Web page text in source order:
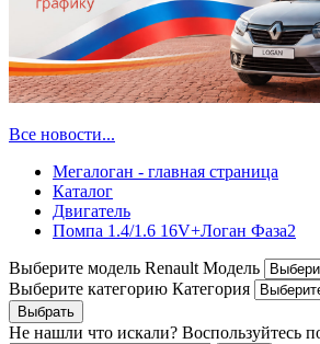
Все новости...
Мегалоган - главная страница
Каталог
Двигатель
Помпа 1.4/1.6 16V+Логан Фаза2
Выберите модель Renault Модель
Выберите категорию Категория
Не нашли что искали? Воспользуйтесь